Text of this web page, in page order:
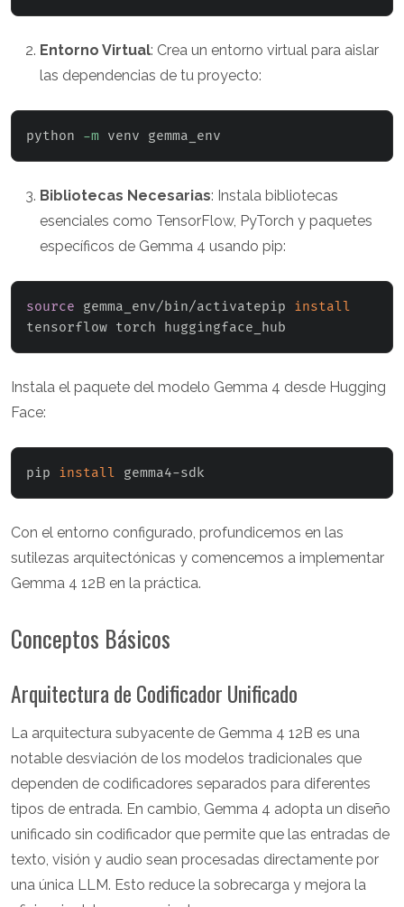
Entorno Virtual: Crea un entorno virtual para aislar
las dependencias de tu proyecto:
python -m venv gemma_env
Bibliotecas Necesarias: Instala bibliotecas
esenciales como TensorFlow, PyTorch y paquetes
específicos de Gemma 4 usando pip:
source gemma_env/bin/activatepip install
tensorflow torch huggingface_hub
Instala el paquete del modelo Gemma 4 desde Hugging
Face:
pip install gemma4-sdk
Con el entorno configurado, profundicemos en las
sutilezas arquitectónicas y comencemos a implementar
Gemma 4 12B en la práctica.
Conceptos Básicos
Arquitectura de Codificador Unificado
La arquitectura subyacente de Gemma 4 12B es una
notable desviación de los modelos tradicionales que
dependen de codificadores separados para diferentes
tipos de entrada. En cambio, Gemma 4 adopta un diseño
unificado sin codificador que permite que las entradas de
texto, visión y audio sean procesadas directamente por
una única LLM. Esto reduce la sobrecarga y mejora la